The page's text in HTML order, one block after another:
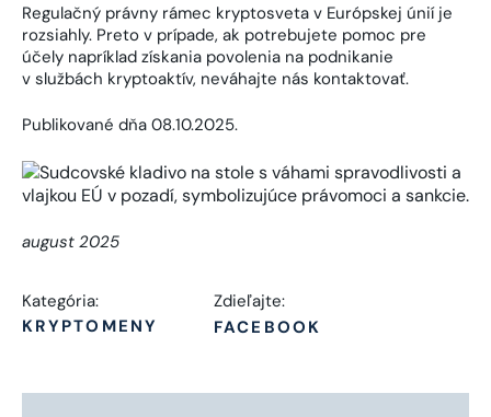
Regulačný právny rámec kryptosveta v Európskej únií je
rozsiahly. Preto v prípade, ak potrebujete pomoc pre
účely napríklad získania povolenia na podnikanie
v službách kryptoaktív, neváhajte nás kontaktovať.
Publikované dňa 08.10.2025.
august 2025
Kategória:
KRYPTOMENY
Zdieľajte:
FACEBOOK